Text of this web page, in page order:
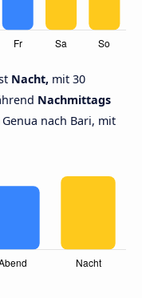
Nacht, mit 30
Nachmittags
nach Bari, mit